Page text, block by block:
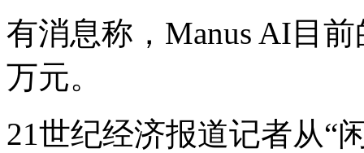
有消息称，Manus AI目
万元。
21世纪经济报道记者从“